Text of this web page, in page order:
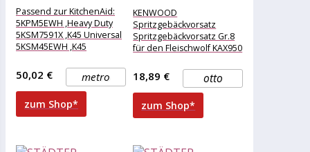
Passend zur KitchenAid:
5KPM5EWH ,Heavy Duty
5KSM7591X ,K45 Universal
5KSM45EWH ,K45
,Professional 1.3 HP
5KSM7990XEWH Material:
Edelstahl
metro
50,02 €
zum Shop*
Gr.8 für den
Fleischwolf...
KENWOOD
Spritzgebäckvorsatz
Spritzgebäckvorsatz Gr.8
für den Fleischwolf KAX950
otto
18,89 €
zum Shop*